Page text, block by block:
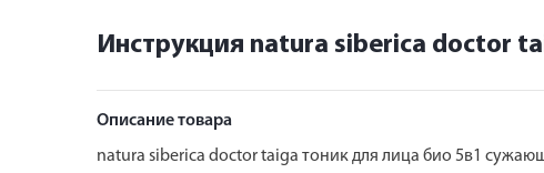
Инструкция natura siberica doctor
Описание товара
natura siberica doctor taiga тоник для лица био 5в1